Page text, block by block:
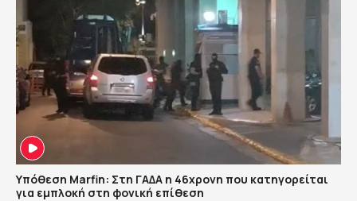
Υπόθεση Marfin: Στη ΓΑΔΑ η 46χρονη που κατηγορείται
για εμπλοκή στη φονική επίθεση